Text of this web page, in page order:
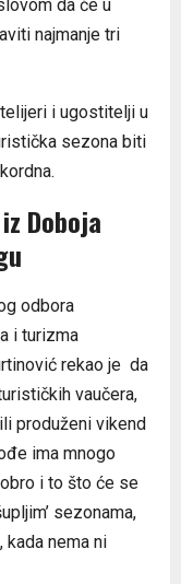
da će u
najmanje tri
i ugostitelji u
sezona biti
Doboja
odbora
i turizma
rekao je da
vaučera,
produženi vikend
ima mnogo
i to što će se
sezonama,
kada nema ni